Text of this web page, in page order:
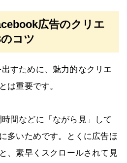
広告のクリエ
コツ
すために、魅力的なクリエ
は重要です。
間などに「ながら見」して
多いためです。とくに広告ほ
、素早くスクロールされて見